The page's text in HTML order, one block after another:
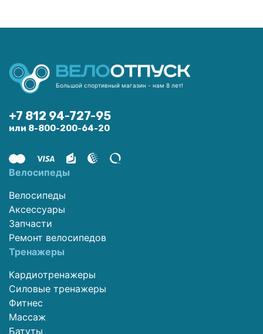
Большой спортивный магазин - нам 8 лет!
+7 812 94-727-95
или 8-800-200-64-20
Велосипеды
Велосипеды
Аксессуары
Запчасти
Ремонт велосипедов
Тренажеры
Кардиотренажеры
Силовые тренажеры
Фитнес
Массаж
Батуты